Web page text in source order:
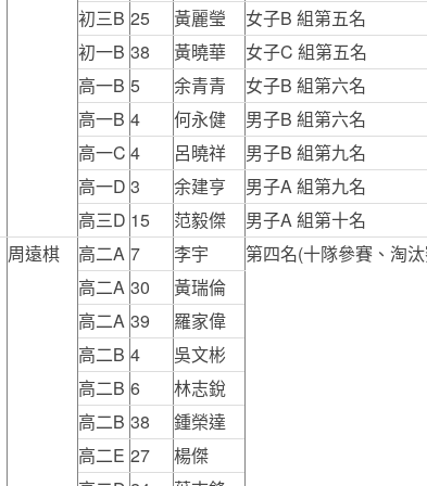
初三B 25 黃麗瑩
女子B 組第五名
初一B 38 黃曉華
女子C 組第五名
高一B 5 余青青
女子B 組第六名
高一B 4 何永健
男子B 組第六名
高一C 4 呂曉祥
男子B 組第九名
高一D 3 余建亨
男子A 組第九名
高三D 15 范毅傑
男子A 組第十名
周遠棋 高二A 7 李宇
第四名(十隊參賽、淘
高二A 30
黃瑞倫
高二A 39
羅家偉
高二B 4
吳文彬
高二B 6
林志銳
高二B 38
鍾榮達
高二E 27
楊傑